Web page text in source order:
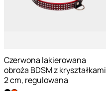
Czerwona lakierowana
obroża BDSM z kryształkami
2 cm, regulowana